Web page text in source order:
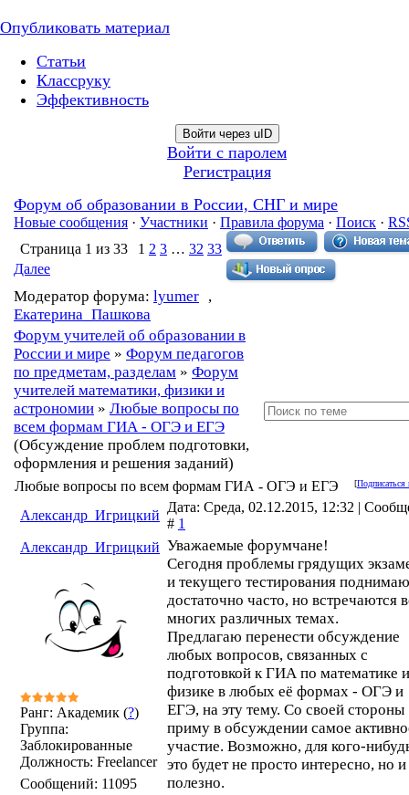
Опубликовать материал
Статьи
Классруку
Эффективность
Войти через uID
Войти с паролем
Регистрация
Форум об образовании в России, СНГ и мире
Новые сообщения · Участники · Правила форума · Поиск ·
Страница 1 из 33 1 2 3 … 32 33
Далее
Модератор форума: lyumer ,
Екатерина_Пашкова
Форум учителей об образовании в
России и мире » Форум педагогов
по предметам, разделам » Форум
учителей математики, физики и
астрономии » Любые вопросы по
всем формам ГИА - ОГЭ и ЕГЭ
(Обсуждение проблем подготовки,
оформления и решения заданий)
[Подписаться
Любые вопросы по всем формам ГИА - ОГЭ и ЕГЭ
Александр_Игрицкий
Дата: Среда, 02.12.2015, 12:32 |
# 1
Александр_Игрицкий
Ранг: Академик (?)
Группа:
Заблокированные
Должность: Freelancer
Сообщений: 11095
Уважаемые форумчане!
Сегодня проблемы грядущих
и текущего тестирования
достаточно часто, но встречаются
многих различных темах.
Предлагаю перенести обсуждение
любых вопросов, связанных с
подготовкой к ГИА по математике и
физике в любых её формах - ОГЭ и
ЕГЭ, на эту тему. Со своей стороны
приму в обсуждении самое
участие. Возможно, для кого-
это будет не просто интересно, но и
полезно.